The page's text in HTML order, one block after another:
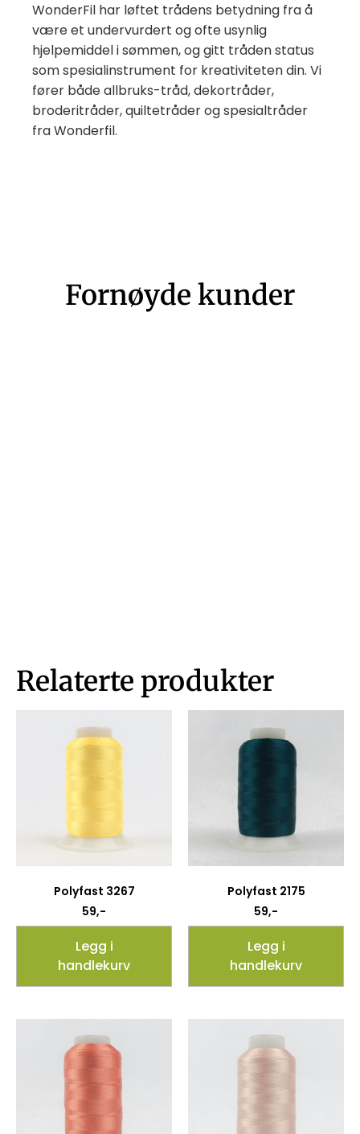
WonderFil har løftet trådens betydning fra å
være et undervurdert og ofte usynlig
hjelpemiddel i sømmen, og gitt tråden status
som spesialinstrument for kreativiteten din. Vi
fører både allbruks-tråd, dekortråder,
broderitråder, quiltetråder og spesialtråder
fra Wonderfil.
Fornøyde kunder
Relaterte produkter
Polyfast 3267
59,-
Legg i
handlekurv
Polyfast 2175
59,-
Legg i
handlekurv